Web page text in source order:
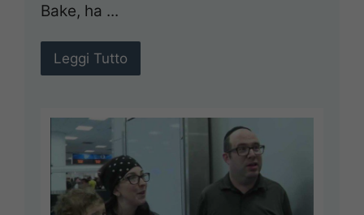
Bake, ha ...
Leggi Tutto